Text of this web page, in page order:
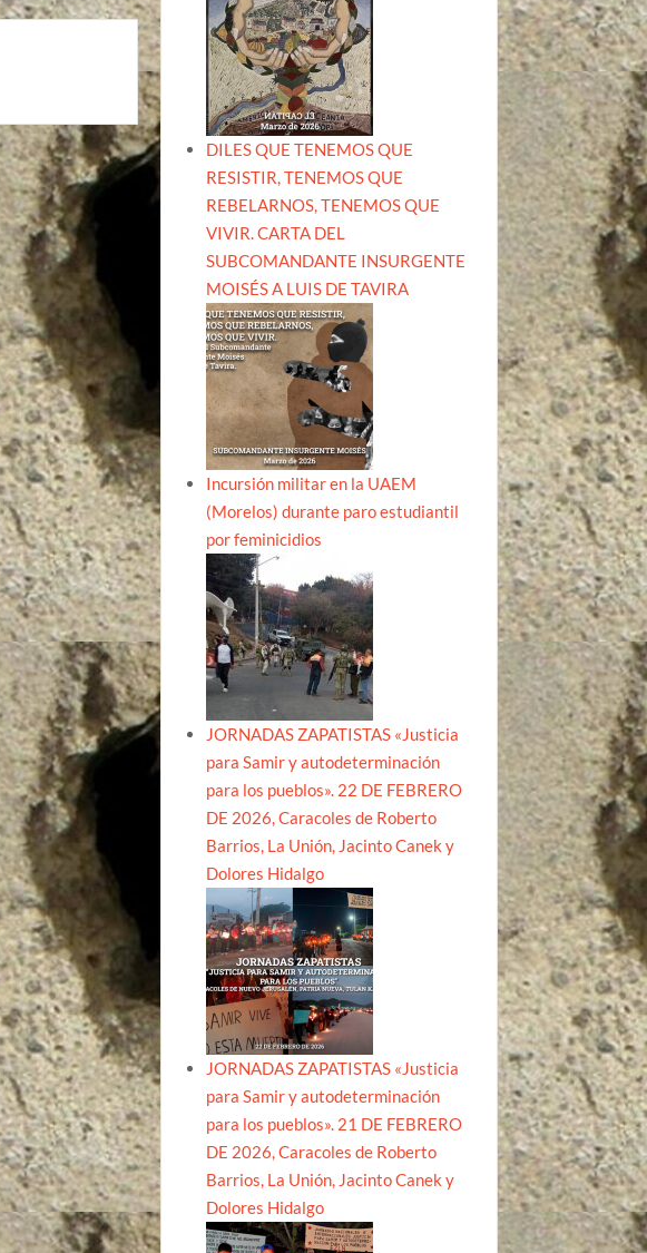
DILES QUE TENEMOS QUE
RESISTIR, TENEMOS QUE
REBELARNOS, TENEMOS QUE
VIVIR. CARTA DEL
SUBCOMANDANTE INSURGENTE
MOISÉS A LUIS DE TAVIRA
Incursión militar en la UAEM
(Morelos) durante paro estudiantil
por feminicidios
JORNADAS ZAPATISTAS «Justicia
para Samir y autodeterminación
para los pueblos». 22 DE FEBRERO
DE 2026, Caracoles de Roberto
Barrios, La Unión, Jacinto Canek y
Dolores Hidalgo
JORNADAS ZAPATISTAS «Justicia
para Samir y autodeterminación
para los pueblos». 21 DE FEBRERO
DE 2026, Caracoles de Roberto
Barrios, La Unión, Jacinto Canek y
Dolores Hidalgo